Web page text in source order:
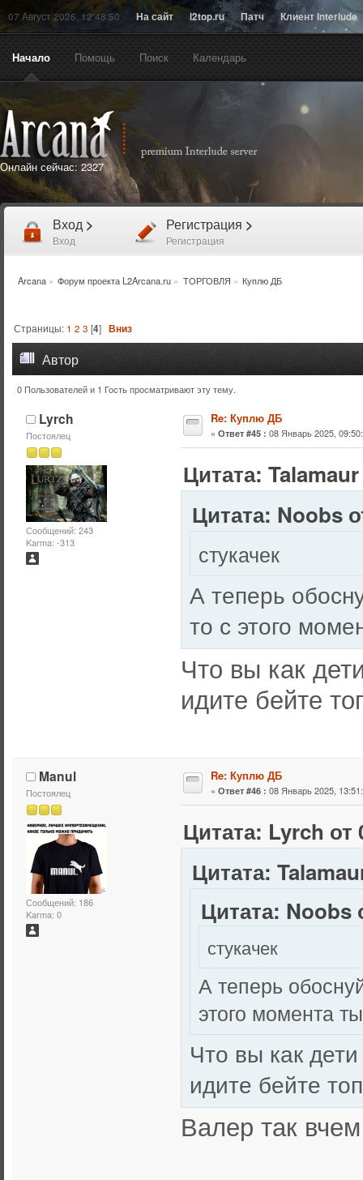
07 Август 2026, 12:48:50 На сайт l2top.ru Патч Клиент Interlude
Начало Помощь Поиск Календарь
Онлайн сейчас: 2327
Вход >
Вход
Регистрация >
Регистрация
Arcana» Форум проекта L2Arcana.ru » ТОРГОВЛЯ » Куплю ДБ
Страницы: 1 2 3 [4]Вниз
Автор
Тема: Куплю ДБ (Прочитано 31130 раз)
0 Пользователей и 1 Гость просматривают эту тему.
Lyrch
Постоялец
Сообщений: 243
Karma: -313
Re: Куплю ДБ
« Ответ #45 : 08 Январь 2025,
Цитата:
Цитата: Noobs
стукачек
А теперь
то с этого
Что вы как
идите бейте
Manul
Постоялец
Сообщений: 186
Karma: 0
Re: Куплю ДБ
« Ответ #46 : 08 Январь 2025,
Цитата: Lyrch от
Цитата:
Цитата: Noobs
стукачек
А теперь
этого момента
Что вы как
идите бейте
Валер так